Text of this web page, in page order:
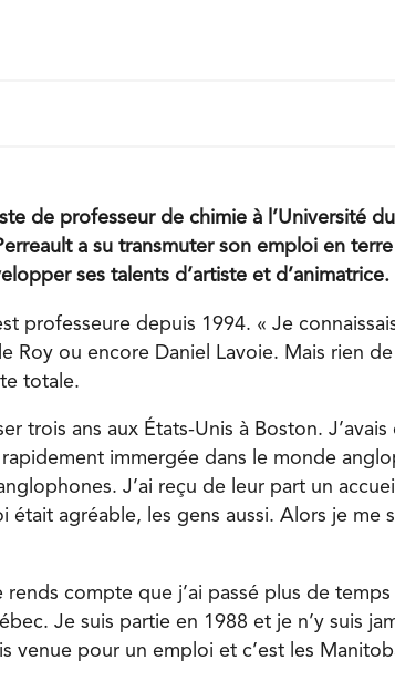
de professeur de chimie à l’Université
a su transmuter son emploi en
ses talents d’artiste et d’animatrice.
professeure depuis 1994. « Je
Roy ou encore Daniel Lavoie. Mais rien
totale.
trois ans aux États-Unis à Boston.
rapidement immergée dans le monde
J’ai reçu de leur part un
était agréable, les gens aussi. Alors je me
rends compte que j’ai passé plus de
Je suis partie en 1988 et je n’y suis
venue pour un emploi et c’est les